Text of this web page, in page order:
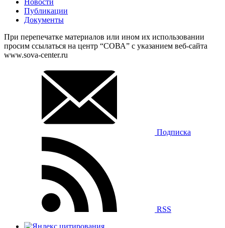
Новости
Публикации
Документы
При перепечатке материалов или ином их использовании
просим ссылаться на центр “СОВА” с указанием веб-сайта
www.sova-center.ru
Подписка
RSS